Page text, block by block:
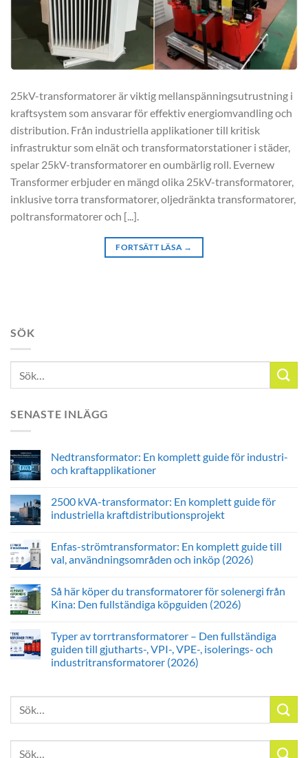
25kV-transformatorer är viktig mellanspänningsutrustning i
kraftsystem som ansvarar för effektiv energiomvandling och
distribution. Från industriella applikationer till kritisk
infrastruktur som elnät och transformatorstationer i städer,
spelar 25kV-transformatorer en oumbärlig roll. Evernew
Transformer erbjuder en mängd olika 25kV-transformatorer,
inklusive torra transformatorer, oljedränkta transformatorer,
poltransformatorer och [...].
FORTSÄTT LÄSA →
SÖK
SENASTE INLÄGG
Nedtransformator: En komplett guide för industri-
och kraftapplikationer
2500 kVA-transformator: En komplett guide för
industriella kraftdistributionsprojekt
Enfas-strömtransformator: En komplett guide till
val, användningsområden och inköp (2026)
Så här köper du transformatorer för solenergi från
Kina: Den fullständiga köpguiden (2026)
Typer av torrtransformatorer – Den fullständiga
guiden till gjutharts-, VPI-, VPE-, isolerings- och
industritransformatorer (2026)